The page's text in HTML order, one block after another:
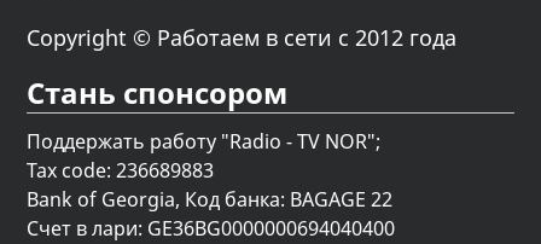
Copyright © Работаем в сети с 2012 года
Стань спонсором
Поддержать работу "Radio - TV NOR";
Tax code: 236689883
Bank of Georgia, Код банка: BAGAGE 22
Счет в лари: GE36BG0000000694040400